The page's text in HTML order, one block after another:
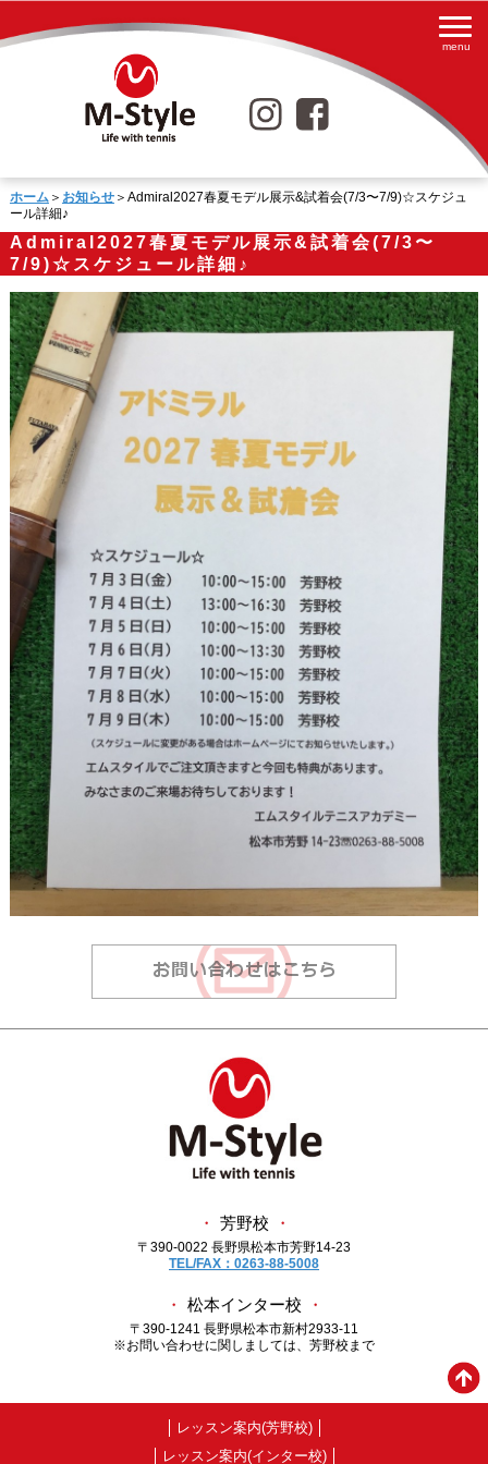
ホーム＞ お知らせ＞Admiral2027春夏モデル展示&試着会(7/3〜7/9)☆スケジュ
ール詳細♪
Admiral2027春夏モデル展示&試着会(7/3〜
7/9)☆スケジュール詳細♪
・ 芳野校 ・
〒390-0022 長野県松本市芳野14-23
TEL/FAX：0263-88-5008
・ 松本インター校 ・
〒390-1241 長野県松本市新村2933-11
※お問い合わせに関しましては、芳野校まで
レッスン案内(芳野校)
レッスン案内(インター校)